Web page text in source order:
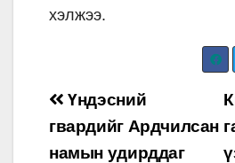
хэлжээ.
Post
navigation
Үндэсний
гвардийг Ардчилсан
намын удирддаг